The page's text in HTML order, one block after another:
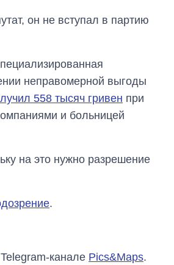
он не вступал в партию
неправомерной выгоды
558 тысяч гривен при
и больницей
на это нужно разрешение
.
канале Pics&Maps.